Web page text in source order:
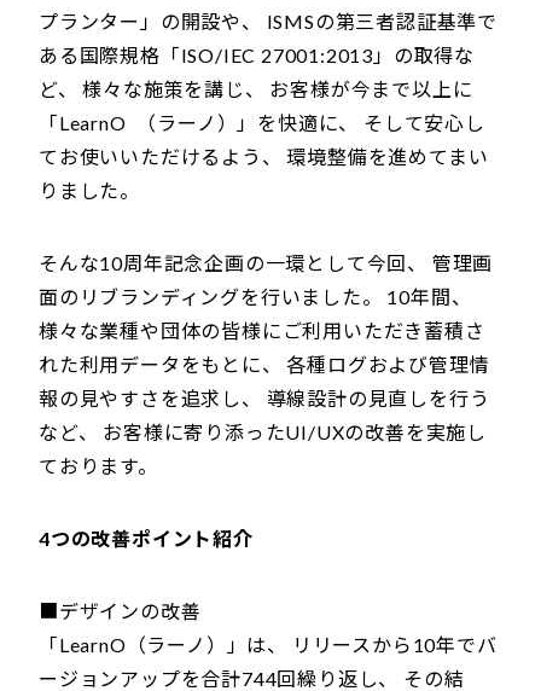
プランター」の開設や、 ISMSの第三者認証基準で
ある国際規格「ISO/IEC 27001:2013」の取得な
ど、 様々な施策を講じ、 お客様が今まで以上に
「LearnO （ラーノ）」を快適に、 そして安心し
てお使いいただけるよう、 環境整備を進めてまい
りました。
そんな10周年記念企画の一環として今回、 管理画
面のリブランディングを行いました。 10年間、
様々な業種や団体の皆様にご利用いただき蓄積さ
れた利用データをもとに、 各種ログおよび管理情
報の見やすさを追求し、 導線設計の見直しを行う
など、 お客様に寄り添ったUI/UXの改善を実施し
ております。
4つの改善ポイント紹介
■デザインの改善
「LearnO（ラーノ）」は、 リリースから10年でバ
ージョンアップを合計744回繰り返し、 その結